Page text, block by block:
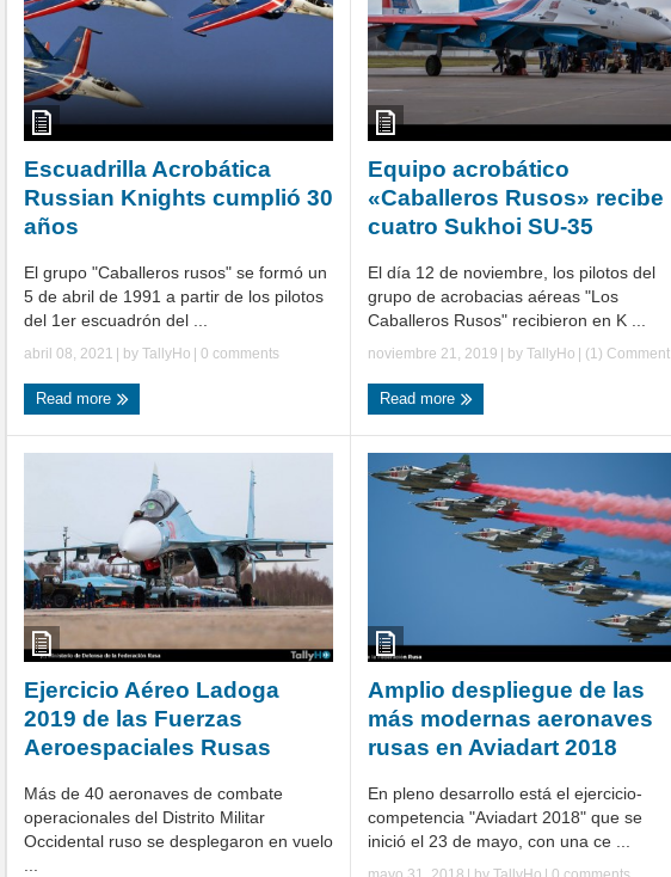
Escuadrilla Acrobática
Russian Knights cumplió 30
años
El grupo "Caballeros rusos" se formó un
5 de abril de 1991 a partir de los pilotos
del 1er escuadrón del ...
abril 08, 2021 | by TallyHo 0 comments
Read more
Equipo acrobático
«Caballeros Rusos» recibe
cuatro Sukhoi SU-35
El día 12 de noviembre, los pilotos del
grupo de acrobacias aéreas "Los
Caballeros Rusos" recibieron en K ...
noviembre 21, 2019 | by TallyHo (1) Comment
Read more
Ejercicio Aéreo Ladoga
2019 de las Fuerzas
Aeroespaciales Rusas
Más de 40 aeronaves de combate
operacionales del Distrito Militar
Occidental ruso se desplegaron en vuelo
Amplio despliegue de las
más modernas aeronaves
rusas en Aviadart 2018
En pleno desarrollo está el ejercicio-
competencia "Aviadart 2018" que se
inició el 23 de mayo, con una ce ...